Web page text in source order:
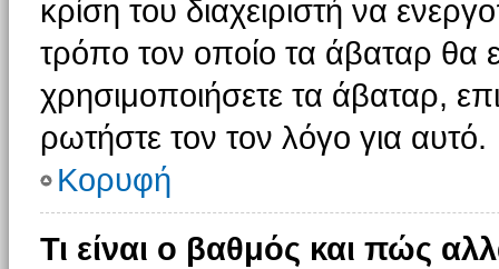
κρίση του διαχειριστή να
τρόπο τον οποίο τα άβαταρ θα
χρησιμοποιήσετε τα άβαταρ,
ρωτήστε τον τον λόγο για αυτό.
Κορυφή
Τι είναι ο βαθμός και πώς